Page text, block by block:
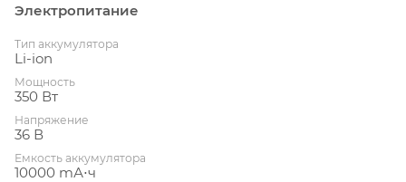
Электропитание
Тип аккумулятора
Li-ion
Мощность
350 Вт
Напряжение
36 В
Емкость аккумулятора
10000 mА⋅ч